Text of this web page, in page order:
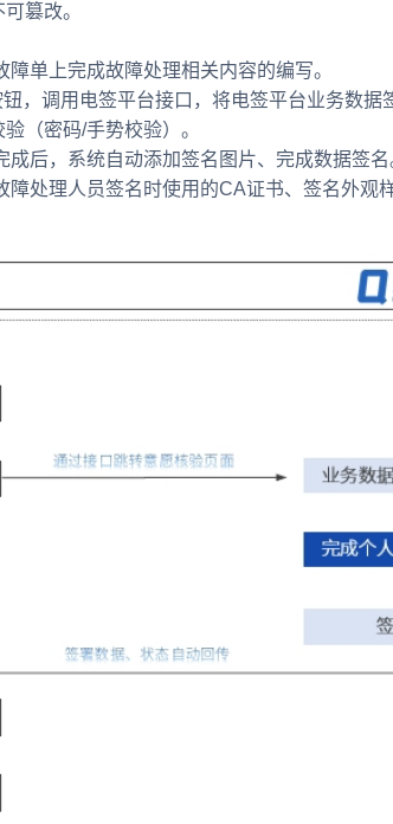
篡改。
单上完成故障处理相关内容的编写。
，调用电签平台接口，将电签平台业务数据
（密码/手势校验）。
后，系统自动添加签名图片、完成数据签名
处理人员签名时使用的CA证书、签名外观